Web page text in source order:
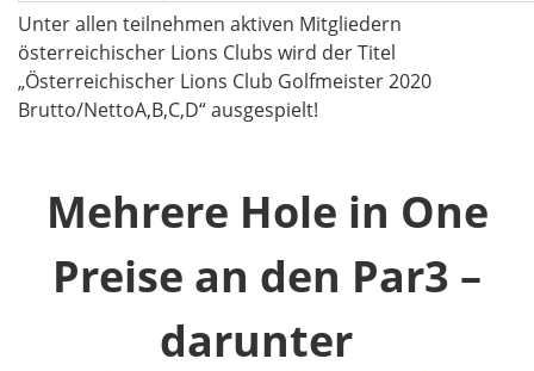
Unter allen teilnehmen aktiven Mitgliedern
österreichischer Lions Clubs wird der Titel
„Österreichischer Lions Club Golfmeister 2020
Brutto/NettoA,B,C,D“ ausgespielt!
Mehrere Hole in One
Preise an den Par3 –
darunter